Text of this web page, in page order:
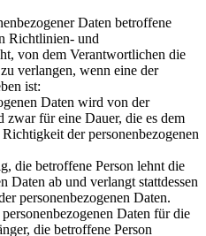
Daten betroffene
Richtlinien- und
von dem Verantwortlichen die
verlangen, wenn eine der
ist:
Daten wird von der
zwar für eine Dauer, die es dem
der personenbezogenen
die betroffene Person lehnt die
Daten ab und verlangt stattdessen
personenbezogenen Daten.
Daten für die
die betroffene Person